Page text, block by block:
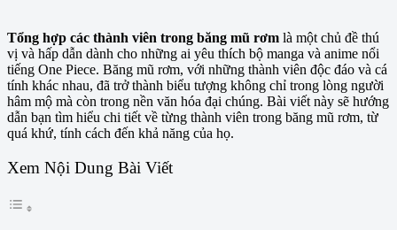
Tổng hợp các thành viên trong băng mũ rơm là một chủ đề thú
vị và hấp dẫn dành cho những ai yêu thích bộ manga và anime nổi
tiếng One Piece. Băng mũ rơm, với những thành viên độc đáo và cá
tính khác nhau, đã trở thành biểu tượng không chỉ trong lòng người
hâm mộ mà còn trong nền văn hóa đại chúng. Bài viết này sẽ hướng
dẫn bạn tìm hiểu chi tiết về từng thành viên trong băng mũ rơm, từ
quá khứ, tính cách đến khả năng của họ.
Xem Nội Dung Bài Viết